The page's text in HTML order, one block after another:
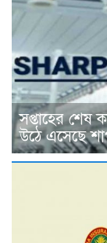
সপ্তাহের শেষ
উঠে এসেছে